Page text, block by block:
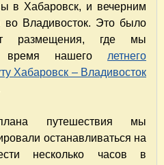
в Хабаровск, и вечерним
во Владивосток. Это было
размещения, где мы
время нашего летнего
Хабаровск – Владивосток
путешествия мы
останавливаться на
несколько часов в